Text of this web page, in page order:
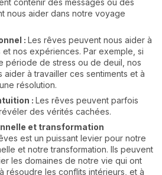
nous aider dans notre voyage
: Les rêves peuvent nous aider à
et nos expériences. Par exemple, si
période de stress ou de deuil, nos
à travailler ces sentiments et à
résolution.
: Les rêves peuvent parfois
des vérités cachées.
et transformation
est un puissant levier pour notre
et notre transformation. Ils peuvent
les domaines de notre vie qui ont
résoudre les conflits intérieurs, et à